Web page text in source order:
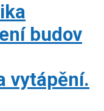
budov
vytápění.